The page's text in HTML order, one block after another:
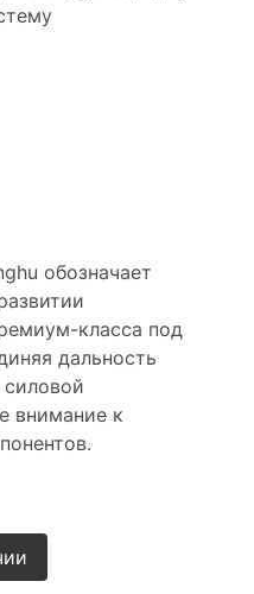
обозначает
класса под
дальность
внимание к